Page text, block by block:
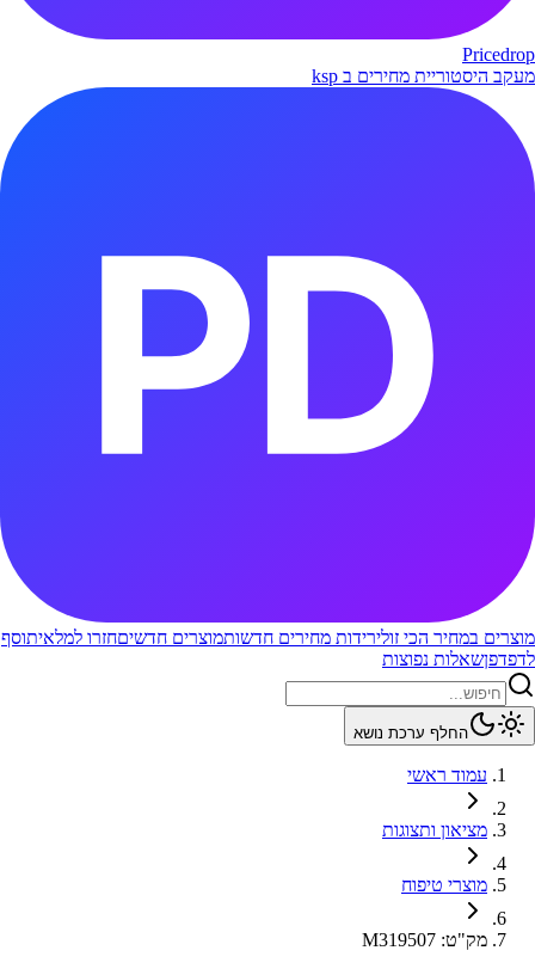
Pricedrop
מעקב היסטוריית מחירים ב ksp
מוצרים במחיר הכי זולירידות מחירים חדשותמוצרים חדשיםחזרו למלאיתוסף
לדפדפןשאלות נפוצות
החלף ערכת נושא
עמוד ראשי
מציאון ותצוגות
מוצרי טיפוח
מק"ט:
M319507